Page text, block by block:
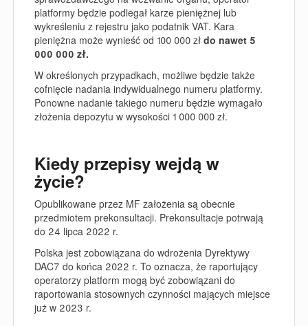
platformy będzie podlegał karze pieniężnej lub
wykreśleniu z rejestru jako podatnik VAT. Kara
pieniężna może wynieść od 100 000 zł do nawet 5
000 000 zł.
W określonych przypadkach, możliwe będzie także
cofnięcie nadania indywidualnego numeru platformy.
Ponowne nadanie takiego numeru będzie wymagało
złożenia depozytu w wysokości 1 000 000 zł.
Kiedy przepisy wejdą w
życie?
Opublikowane przez MF założenia są obecnie
przedmiotem prekonsultacji. Prekonsultacje potrwają
do 24 lipca 2022 r.
Polska jest zobowiązana do wdrożenia Dyrektywy
DAC7 do końca 2022 r. To oznacza, że raportujący
operatorzy platform mogą być zobowiązani do
raportowania stosownych czynności mających miejsce
już w 2023 r.